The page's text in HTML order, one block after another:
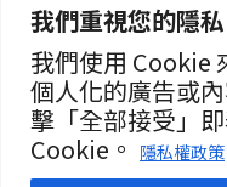
我們重視您的隱私
我們使用 Cookie
個人化的廣告或
擊「全部接受」
Cookie。
隱私權政策
儲蓄銀行
8月6日
PHAT首日
8月6日
聯絡資訊
歡迎來信洽詢合作事宜
或提供新聞線索